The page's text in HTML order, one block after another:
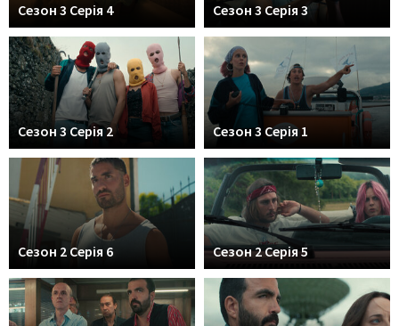
Сезон 3 Серія 4 Сезон 3 Серія 3
Сезон 3 Серія 2 Сезон 3 Серія 1
Сезон 2 Серія 6 Сезон 2 Серія 5